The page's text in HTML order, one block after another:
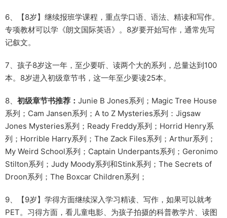
6、【8岁】继续报班学课程，重点学口语、语法、精读和写作。
专项教材可以学《朗文国际英语》。8岁要开始写作，通常先写
记叙文。
7、孩子8岁这一年，至少要听、读两个大的系列，总量达到100
本。8岁进入初级章节书，这一年至少要读25本。
8、 初级章节书推荐： Junie B Jones系列；Magic Tree House
系列；Cam Jansen系列；A to Z Mysteries系列：Jigsaw
Jones Mysteries系列；Ready Freddy系列；Horrid Henry系
列；Horrible Harry系列；The Zack Files系列；Arthur系列；
My Weird School系列；Captain Underpants系列；Geronimo
Stilton系列；Judy Moody系列和Stink系列；The Secrets of
Droon系列；The Boxcar Children系列；
9、【9岁】学得方面继续深入学习精读、写作，如果可以就考
PET。习得方面，看儿童电影、为孩子拍摄的科普教学片、读图